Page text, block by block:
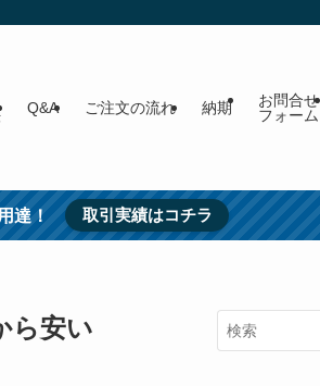
Q&A ご注文の流れ 納期
お問合せ
フォーム
達！ 取引実績はコチラ
ら安い